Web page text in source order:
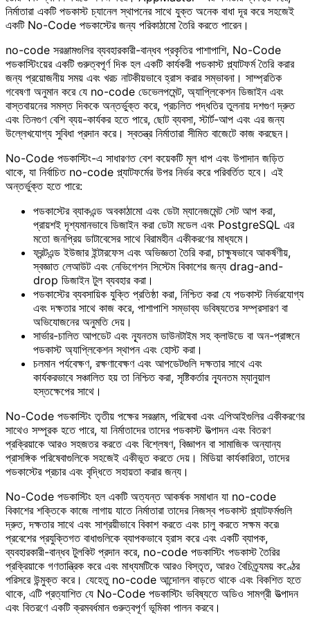
নির্মাতারা একটি পডকাস্ট চ্যানেল স্থাপনের সাথে যুক্ত অনেক বাধা দূর করে সহজেই
একটি No-Code পডকাস্টের জন্য পরিকাঠামো তৈরি করতে পারেন।
no-code সরঞ্জামগুলির ব্যবহারকারী-বান্ধব প্রকৃতির পাশাপাশি, No-Code
পডকাস্টিংয়ের একটি গুরুত্বপূর্ণ দিক হল একটি কার্যকরী পডকাস্ট প্ল্যাটফর্ম তৈরি করার
জন্য প্রয়োজনীয় সময় এবং খরচ নাটকীয়ভাবে হ্রাস করার সম্ভাবনা। সাম্প্রতিক
গবেষণা অনুমান করে যে no-code ডেভেলপমেন্ট, অ্যাপ্লিকেশন ডিজাইন এবং
বাস্তবায়নের সমস্ত দিককে অন্তর্ভুক্ত করে, প্রচলিত পদ্ধতির তুলনায় দশগুণ দ্রুত
এবং তিনগুণ বেশি ব্যয়-কার্যকর হতে পারে, ছোট ব্যবসা, স্টার্ট-আপ এবং এর জন্য
উল্লেখযোগ্য সুবিধা প্রদান করে। স্বতন্ত্র নির্মাতারা সীমিত বাজেটে কাজ করছেন।
No-Code পডকাস্টিং-এ সাধারণত বেশ কয়েকটি মূল ধাপ এবং উপাদান জড়িত
থাকে, যা নির্বাচিত no-code প্ল্যাটফর্মের উপর নির্ভর করে পরিবর্তিত হবে। এই
অন্তর্ভুক্ত হতে পারে:
পডকাস্টের ব্যাকএন্ড অবকাঠামো এবং ডেটা ম্যানেজমেন্ট সেট আপ করা,
প্রায়শই দৃশ্যমানভাবে ডিজাইন করা ডেটা মডেল এবং PostgreSQL এর
মতো জনপ্রিয় ডাটাবেসের সাথে বিরামহীন একীকরণের মাধ্যমে।
ফ্রন্টএন্ড ইউজার ইন্টারফেস এবং অভিজ্ঞতা তৈরি করা, চাক্ষুষভাবে আকর্ষণীয়,
স্বজ্ঞাত লেআউট এবং নেভিগেশন সিস্টেম বিকাশের জন্য drag-and-
drop ডিজাইন টুল ব্যবহার করা।
পডকাস্টের ব্যবসায়িক যুক্তি প্রতিষ্ঠা করা, নিশ্চিত করা যে পডকাস্ট নির্ভরযোগ্য
এবং দক্ষতার সাথে কাজ করে, পাশাপাশি সম্ভাব্য ভবিষ্যতের সম্প্রসারণ বা
অভিযোজনের অনুমতি দেয়।
সার্ভার-চালিত আপডেট এবং ন্যূনতম ডাউনটাইম সহ ক্লাউডে বা অন-প্রাঙ্গনে
পডকাস্ট অ্যাপ্লিকেশন স্থাপন এবং হোস্ট করা।
চলমান পর্যবেক্ষণ, রক্ষণাবেক্ষণ এবং আপডেটগুলি দক্ষতার সাথে এবং
কার্যকরভাবে সঞ্চালিত হয় তা নিশ্চিত করা, সৃষ্টিকর্তার ন্যূনতম ম্যানুয়াল
হস্তক্ষেপের সাথে।
No-Code পডকাস্টিং তৃতীয় পক্ষের সরঞ্জাম, পরিষেবা এবং এপিআইগুলির একীকরণের
সাথেও সম্পূরক হতে পারে, যা নির্মাতাদের তাদের পডকাস্ট উত্পাদন এবং বিতরণ
প্রক্রিয়াকে আরও সহজতর করতে এবং বিশ্লেষণ, বিজ্ঞাপন বা সামাজিক অন্যান্য
প্রাসঙ্গিক পরিষেবাগুলিকে সহজেই একীভূত করতে দেয়। মিডিয়া কার্যকারিতা, তাদের
পডকাস্টের প্রচার এবং বৃদ্ধিতে সহায়তা করার জন্য।
No-Code পডকাস্টিং হল একটি অত্যন্ত আকর্ষক সমাধান যা no-code
বিকাশের শক্তিকে কাজে লাগায় যাতে নির্মাতারা তাদের নিজস্ব পডকাস্ট প্ল্যাটফর্মগুলি
দ্রুত, দক্ষতার সাথে এবং সাশ্রয়ীভাবে বিকাশ করতে এবং চালু করতে সক্ষম করে৷
প্রবেশের প্রযুক্তিগত বাধাগুলিকে ব্যাপকভাবে হ্রাস করে এবং একটি ব্যাপক,
ব্যবহারকারী-বান্ধব টুলকিট প্রদান করে, no-code পডকাস্টিং পডকাস্ট তৈরির
প্রক্রিয়াকে গণতান্ত্রিক করে এবং মাধ্যমটিকে আরও বিস্তৃত, আরও বৈচিত্র্যময় কণ্ঠের
পরিসরে উন্মুক্ত করে। যেহেতু no-code আন্দোলন বাড়তে থাকে এবং বিকশিত হতে
থাকে, এটি প্রত্যাশিত যে No-Code পডকাস্টিং ভবিষ্যতে অডিও সামগ্রী উত্পাদন
এবং বিতরণে একটি ক্রমবর্ধমান গুরুত্বপূর্ণ ভূমিকা পালন করবে।